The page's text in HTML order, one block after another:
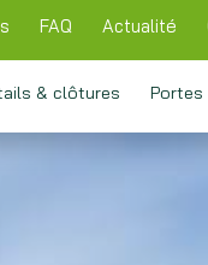
FAQ Actualité
& clôtures Portes